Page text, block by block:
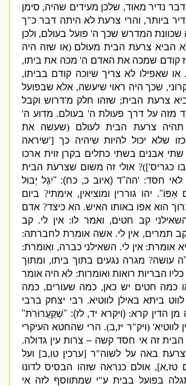
נדיר מאוד,שלכן מעידים שהיה,סימן
ביותר,והרי צרעת לא היתה דבר כ" ך
המדרש שכך ה'פועל בעולם,ולכן
הביא צרעת הבית מעולם(או שזה היה
שמכה את האדם ה 'מכה את ביתו,
שאפילו לא צריך שיוכה קודם בביתו,
,שכך היה ראוי שיעשה,אלא שבפועל
צרעת הבית;שזהו חלק מ דרוש וקבל
על דרך פעולת ה 'בעולם.מדוע ה
צרעת הבית לעולם( שעשה את
שלא יכול להיות שיהיה כך[' שיראה
אבנים בשתי כתלים בקרן זוית ארכו
כגריס'])?אולי זה משום שצרעת הבית
חסד: 'הה"ד(איוב כ,כח): "יִגֶל יְבוּל
".יהו גוררין ומוציאין,אימתי?ביום
הוא אפו באותו האיש.הא כיצד?אדם
קב חטים,ואמר לו :אין לי .קב
תמרים,אין לי .אשה אומרת לחברתה:
אומרת:אין לי .השאילני כברה,ואומרת:
עושה?מגרה נגעים בתוך ביתו,ומתוך
הבריות רואות ואומרות:לא היה אומר
חטים יש כאן,כמה שעורים,כמה
ביתא באילן לווטיא.רבי יצחק ברבי
הדין קרא:
(ויקרא יד ,לז ): "שְׁקַעֲרוּרֹת"
' (ויק"ר יז, ב).הרי שהחטא העיקרי
זה אי חסד קשה – צרות עין גדולה.
באה על לשוה"ר[ערכין טו ,ב]ועל
,א],אולם כנראה שזהו הבסיס לדונו
בפועל בבית ע "י שמתווסף לזה אי